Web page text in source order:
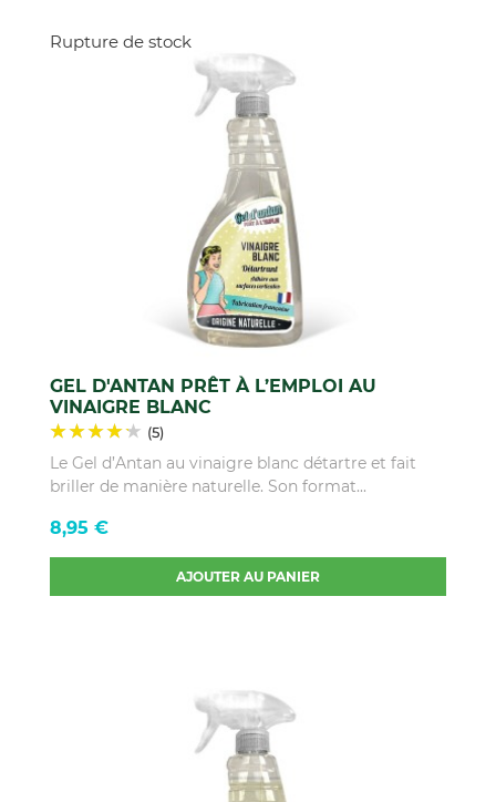
GEL D'ANTAN PRÊT À L’EMPLOI AU
VINAIGRE BLANC
(5)
Le Gel d’Antan au vinaigre blanc détartre et fait
briller de manière naturelle. Son format...
Prix
8,95 €
AJOUTER AU PANIER
Rupture de stock